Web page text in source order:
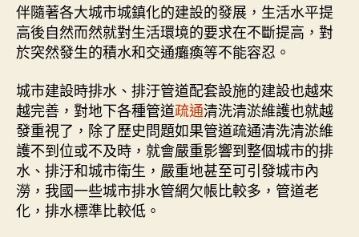
伴隨著各大城市城鎮化的建設的發展，生活水平提
高後自然而然就對生活環境的要求在不斷提高，對
於突然發生的積水和交通癱瘓等不能容忍。
城市建設時排水、排汙管道配套設施的建設也越來
越完善，對地下各種管道疏通清洗清淤維護也就越
發重視了，除了歷史問題如果管道疏通清洗清淤維
護不到位或不及時，就會嚴重影響到整個城市的排
水、排汙和城市衛生，嚴重地甚至可引發城市內
澇，我國一些城市排水管網欠帳比較多，管道老
化，排水標準比較低。